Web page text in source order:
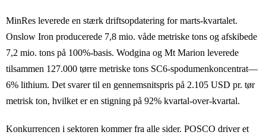
MinRes leverede en stærk driftsopdatering for marts-kvartalet.
Onslow Iron producerede 7,8 mio. våde metriske tons og afskibede
7,2 mio. tons på 100%-basis. Wodgina og Mt Marion leverede
tilsammen 127.000 tørre metriske tons SC6-spodumenkoncentrat—
6% lithium. Det svarer til en gennemsnitspris på 2.105 USD pr. tør
metrisk ton, hvilket er en stigning på 92% kvartal-over-kvartal.
Konkurrencen i sektoren kommer fra alle sider. POSCO driver et